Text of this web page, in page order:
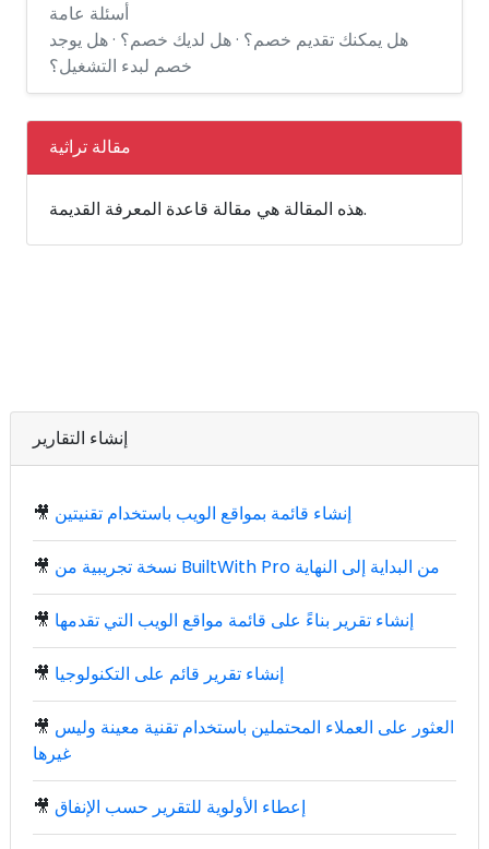
أسئلة عامة
هل يمكنك تقديم خصم؟ · هل لديك خصم؟ · هل يوجد
خصم لبدء التشغيل؟
مقالة تراثية
هذه المقالة هي مقالة قاعدة المعرفة القديمة.
إنشاء التقارير
🎥 إنشاء قائمة بمواقع الويب باستخدام تقنيتين
🎥 نسخة تجريبية من BuiltWith Pro من البداية إلى النهاية
🎥 إنشاء تقرير بناءً على قائمة مواقع الويب التي تقدمها
🎥 إنشاء تقرير قائم على التكنولوجيا
🎥 العثور على العملاء المحتملين باستخدام تقنية معينة وليس
غيرها
🎥 إعطاء الأولوية للتقرير حسب الإنفاق